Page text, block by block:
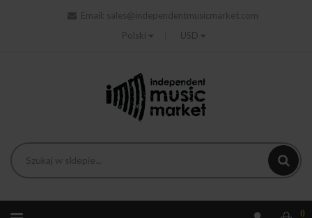
Email:
sales@independentmusicmarket.com
Polski
USD
0